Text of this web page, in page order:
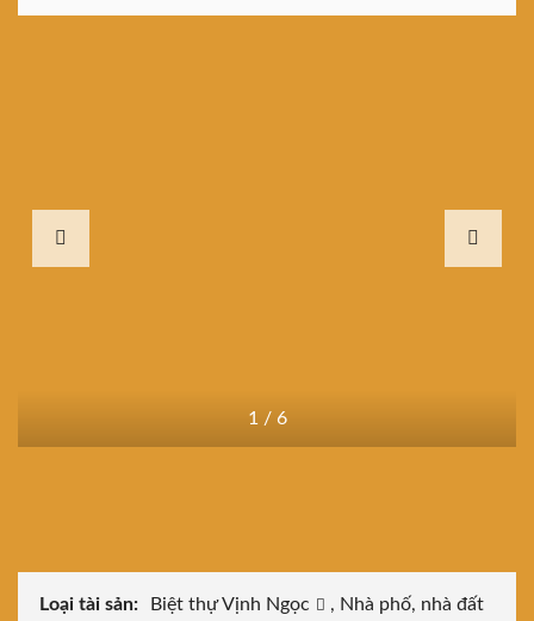
1 / 6
Loại tài sản: Biệt thự Vịnh Ngọc , Nhà phố, nhà đất